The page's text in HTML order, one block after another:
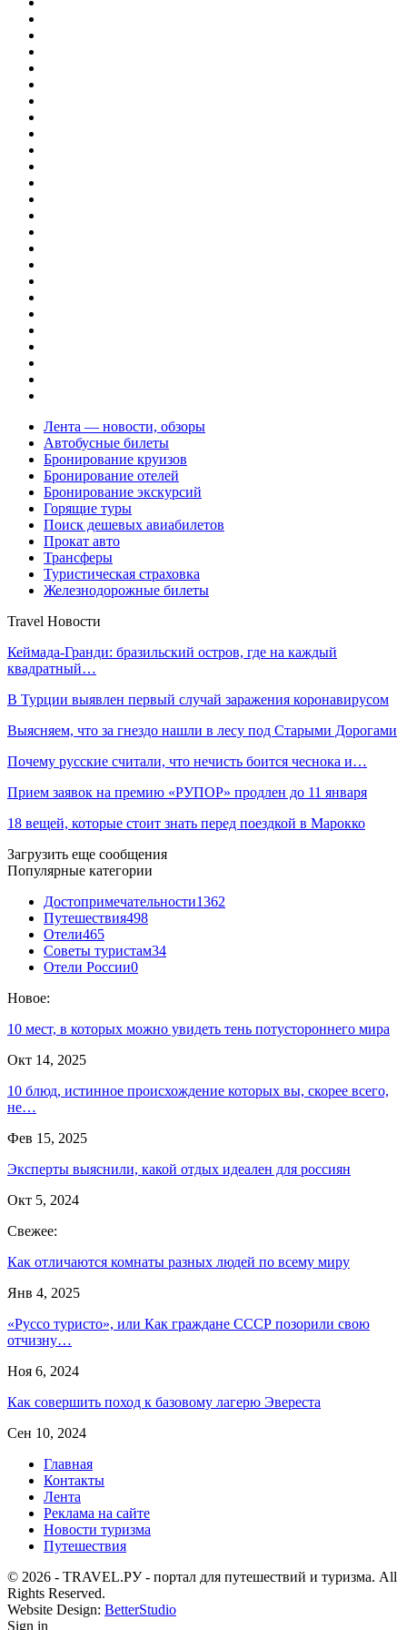
Лента — новости, обзоры
Автобусные билеты
Бронирование круизов
Бронирование отелей
Бронирование экскурсий
Горящие туры
Поиск дешевых авиабилетов
Прокат авто
Трансферы
Туристическая страховка
Железнодорожные билеты
Travel Новости
Кеймада-Гранди: бразильский остров, где на каждый
квадратный…
В Турции выявлен первый случай заражения коронавирусом
Выясняем, что за гнездо нашли в лесу под Старыми Дорогами
Почему русские считали, что нечисть боится чеснока и…
Прием заявок на премию «РУПОР» продлен до 11 января
18 вещей, которые стоит знать перед поездкой в Марокко
Загрузить еще сообщения
Популярные категории
Достопримечательности1362
Путешествия498
Отели465
Советы туристам34
Отели России0
Новое:
10 мест, в которых можно увидеть тень потустороннего мира
Окт 14, 2025
10 блюд, истинное происхождение которых вы, скорее всего,
не…
Фев 15, 2025
Эксперты выяснили, какой отдых идеален для россиян
Окт 5, 2024
Свежее:
Как отличаются комнаты разных людей по всему миру
Янв 4, 2025
«Руссо туристо», или Как граждане СССР позорили свою
отчизну…
Ноя 6, 2024
Как совершить поход к базовому лагерю Эвереста
Сен 10, 2024
Главная
Контакты
Лента
Реклама на сайте
Новости туризма
Путешествия
© 2026 - TRAVEL.РУ - портал для путешествий и туризма. All
Rights Reserved.
Website Design: BetterStudio
Sign in